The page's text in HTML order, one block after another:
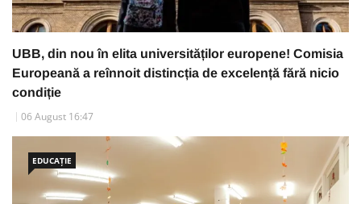
UBB, din nou în elita universităților europene! Comisia
Europeană a reînnoit distincția de excelență fără nicio
condiție
06 August 16:47
EDUCAȚIE